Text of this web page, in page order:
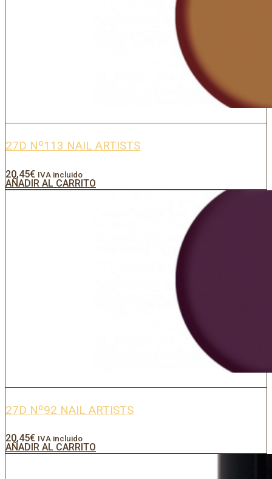
27D Nº113 NAIL ARTISTS
20,45€ IVA incluido
AÑADIR AL CARRITO
27D Nº92 NAIL ARTISTS
20,45€ IVA incluido
AÑADIR AL CARRITO